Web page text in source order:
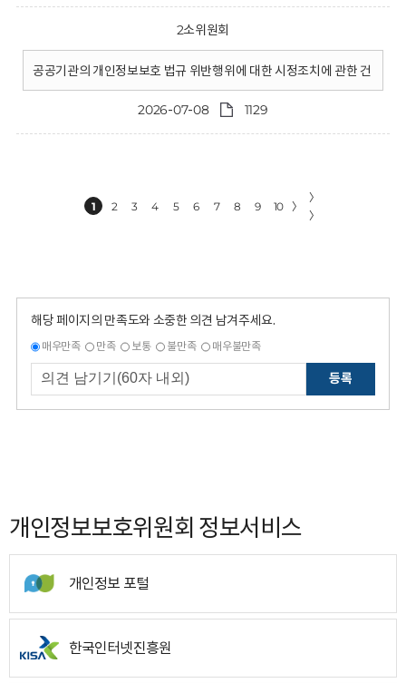
2소위원회
공공기관의 개인정보보호 법규 위반행위에 대한 시정조치에 관한 건
2026-07-08 1129
1 2 3 4 5 6 7 8 9 10 〉
〉
〉
해당 페이지의 만족도와 소중한 의견 남겨주세요.
매우만족 만족 보통 불만족 매우불만족
등록
개인정보보호위원회 정보서비스
개인정보 포털
한국인터넷진흥원